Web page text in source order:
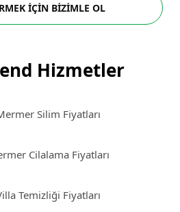
İÇİN BİZİMLE OL
Hizmetler
Silim Fiyatları
Cilalama Fiyatları
Temizliği Fiyatları